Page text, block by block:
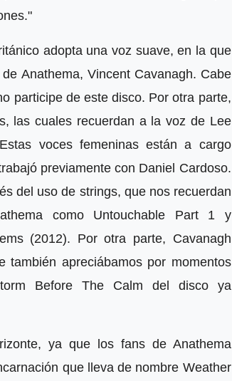
adopta una voz suave, en la que
Anathema, Vincent Cavanagh. Cabe
participe de este disco. Por otra parte,
las cuales recuerdan a la voz de Lee
voces femeninas están a cargo
previamente con Daniel Cardoso.
del uso de strings, que nos recuerdan
como Untouchable Part 1 y
(2012). Por otra parte, Cavanagh
también apreciábamos por momentos
Before The Calm del disco ya
ya que los fans de Anathema
que lleva de nombre Weather